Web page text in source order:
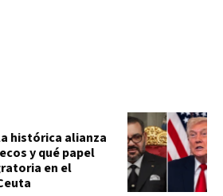
histórica alianza
y qué papel
en el